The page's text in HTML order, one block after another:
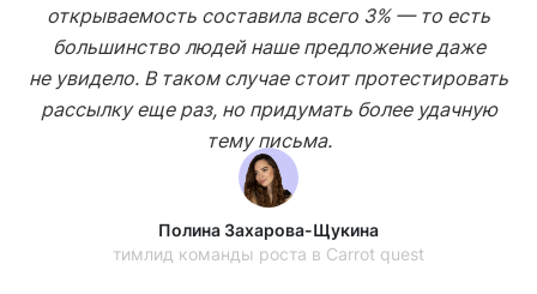
открываемость составила всего 3% — то есть
большинство людей наше предложение даже
не увидело. В таком случае стоит протестировать
рассылку еще раз, но придумать более удачную
тему письма.
Полина Захарова-Щукина
тимлид команды роста в Carrot quest